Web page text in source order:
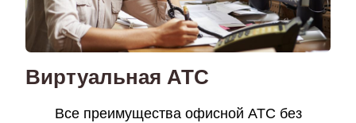
Виртуальная АТС
Все преимущества офисной АТС без